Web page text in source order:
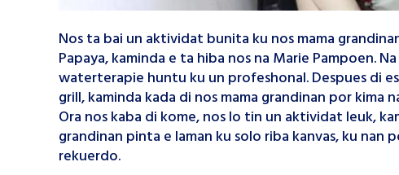
Nos ta bai un aktividat bunita ku nos mama
Papaya, kaminda e ta hiba nos na Marie Pampoen.
waterterapie huntu ku un profeshonal. Despues di
grill, kaminda kada di nos mama grandinan por kima
Ora nos kaba di kome, nos lo tin un aktividat leuk,
grandinan pinta e laman ku solo riba kanvas, ku nan
rekuerdo.